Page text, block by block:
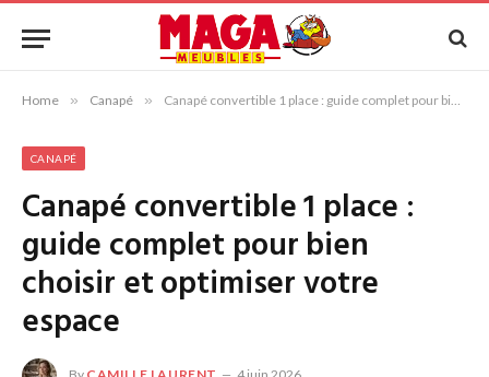
Home » Canapé » Canapé convertible 1 place : guide complet pour bien choisir et optimiser votre espace
CANAPÉ
Canapé convertible 1 place :
guide complet pour bien
choisir et optimiser votre
espace